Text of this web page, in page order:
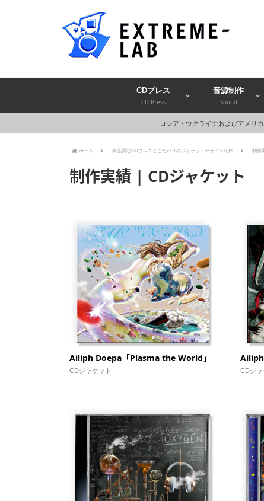
CDプレス
CD-Press
音源制作
Sound
ロシア・ウクライナおよびアメリ
ホーム 高品質なCDプレスとこだわりのジャケットデザイン制作 制作
制作実績 | CDジャケット
Ailiph Doepa「Plasma the World」
CDジャケット
Ailiph
CDジャ